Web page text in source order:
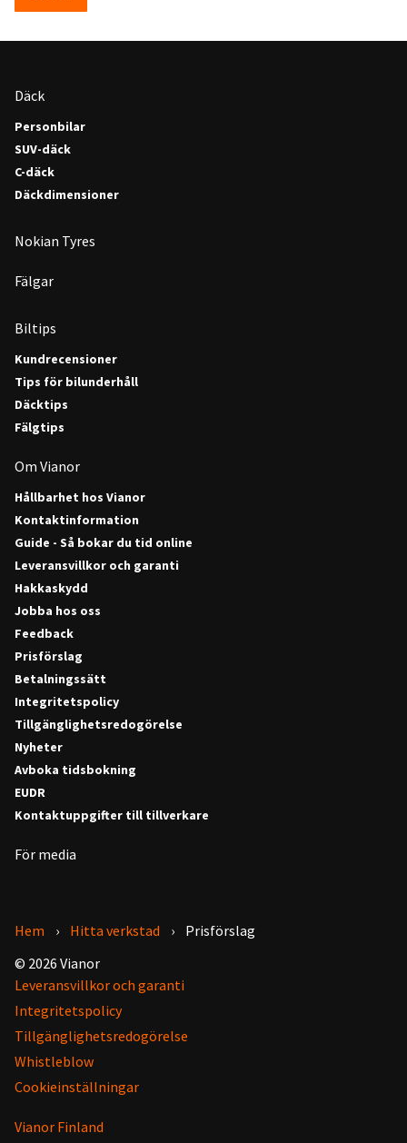
Däck
Personbilar
SUV-däck
C-däck
Däckdimensioner
Nokian Tyres
Fälgar
Biltips
Kundrecensioner
Tips för bilunderhåll
Däcktips
Fälgtips
Om Vianor
Hållbarhet hos Vianor
Kontaktinformation
Guide - Så bokar du tid online
Leveransvillkor och garanti
Hakkaskydd
Jobba hos oss
Feedback
Prisförslag
Betalningssätt
Integritetspolicy
Tillgänglighetsredogörelse
Nyheter
Avboka tidsbokning
EUDR
Kontaktuppgifter till tillverkare
För media
Hem Hitta verkstad
Prisförslag
© 2026 Vianor
Leveransvillkor och garanti
Integritetspolicy
Tillgänglighetsredogörelse
Whistleblow
Cookieinställningar
Vianor Finland